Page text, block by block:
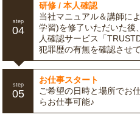
step
04
研修 / 本人確認
当社マニュアル＆講師に
学習)を修了いただいた後
人確認サービス「
犯罪歴の有無を確認させ
step
05
お仕事スタート
ご希望の日時と場所でお
らお仕事可能♪